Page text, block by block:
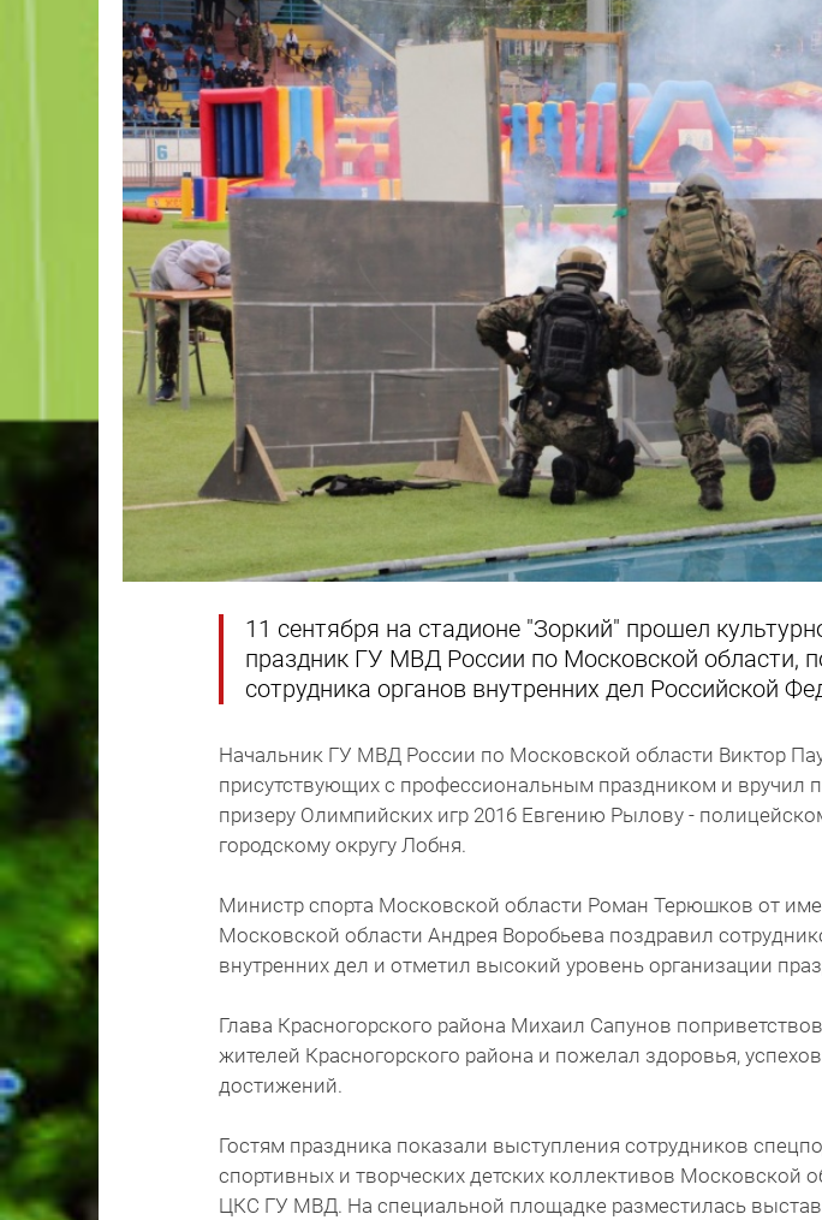
11 сентября на стадионе "Зоркий" прошел
праздник ГУ МВД России по Московской области,
сотрудника органов внутренних дел Российской
Начальник ГУ МВД России по Московской области Виктор
присутствующих с профессиональным праздником и вручил
призеру Олимпийских игр 2016 Евгению Рылову -
городскому округу Лобня.
Министр спорта Московской области Роман Терюшков от
Московской области Андрея Воробьева поздравил
внутренних дел и отметил высокий уровень организации
Глава Красногорского района Михаил Сапунов
жителей Красногорского района и пожелал здоровья,
достижений.
Гостям праздника показали выступления сотрудников
спортивных и творческих детских коллективов Московской
ЦКС ГУ МВД. На специальной площадке разместилась